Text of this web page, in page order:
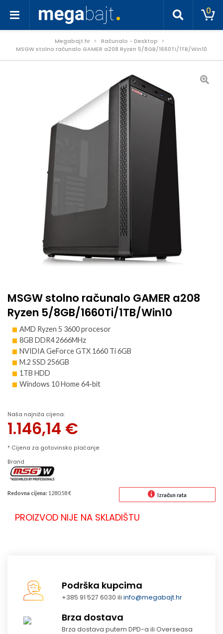
0
Megabajt.hr
Računalo - Desktop
MSGW stolno računalo GAMER a208 Ryzen 5/8GB/1660Ti/1TB/Win10
MSGW stolno računalo GAMER a208
Ryzen 5/8GB/1660Ti/1TB/Win10
AMD Ryzen 5 3600 procesor
8GB DDR4 2666MHz
NVIDIA GeForce GTX 1660 Ti 6GB
M.2 SSD 256GB
1TB HDD
Windows 10 Home 64-bit
Naša najniža cijena:
1.146,14 €
* Cijena za gotovinsko plaćanje
Brand
Redovna cijena: 1280.58 € Izračun rata
PROIZVOD NIJE NA SKLADIŠTU
Podrška kupcima
+385 91 527 6030 iliinfo@megabajt.hr
Brza dostava
Brza dostava putem DPD-a ili Overseasa